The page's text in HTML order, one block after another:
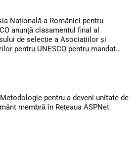
Națională a României pentru
anunță clasamentul final al
de selecție a Asociațiilor și
pentru UNESCO pentru mandat…
pentru a deveni unitate de
membră în Rețeaua ASPNetArticol: